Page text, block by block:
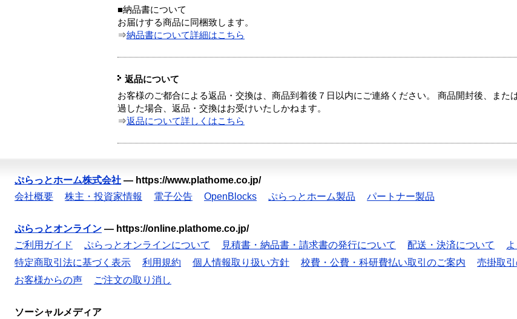
■納品書について
お届けする商品に同梱致します。
⇒納品書について詳細はこちら
返品について
お客様のご都合による返品・交換は、商品到着後７日以内にご連絡ください。 商品開封後、また
過した場合、返品・交換はお受けいたしかねます。
⇒返品について詳しくはこちら
ぷらっとホーム株式会社 — https://www.plathome.co.jp/
会社概要
株主・投資家情報 電子公告 OpenBlocks ぷらっとホーム製品 パートナー製品
ぷらっとオンライン — https://online.plathome.co.jp/
ご利用ガイド
ぷらっとオンラインについて 見積書・納品書・請求書の発行について 配送・決済について
特定商取引法に基づく表示
利用規約 個人情報取り扱い方針 校費・公費・科研費払い取引のご案内 売掛取
お客様からの声
ご注文の取り消し
ソーシャルメディア